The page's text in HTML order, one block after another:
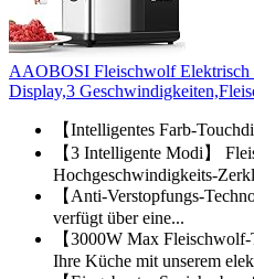
AAOBOSI Fleischwolf
Display,3
【Intelligentes Farb-
【3 Intelligente Modi】
Hochgeschwindigkeits-
【Anti-Verstopfungs-
verfügt über eine...
【3000W Max
Ihre Küche mit unserem